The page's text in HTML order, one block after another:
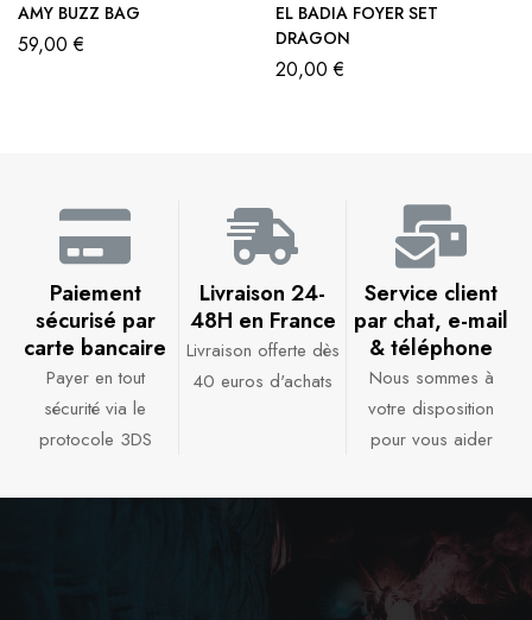
AMY BUZZ BAG
59,00€
EL BADIA FOYER SET
DRAGON
20,00€
Paiement
sécurisé par
carte bancaire​
Payer en tout
sécurité via le
protocole 3DS
Livraison 24-
48H en France​
Livraison offerte dès
40 euros d'achats​
Service client
par chat, e-mail
& téléphone​
Nous sommes à
votre disposition
pour vous aider​